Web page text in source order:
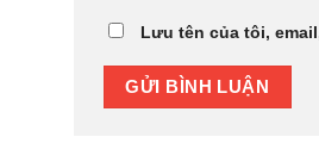
Lưu tên của tôi,